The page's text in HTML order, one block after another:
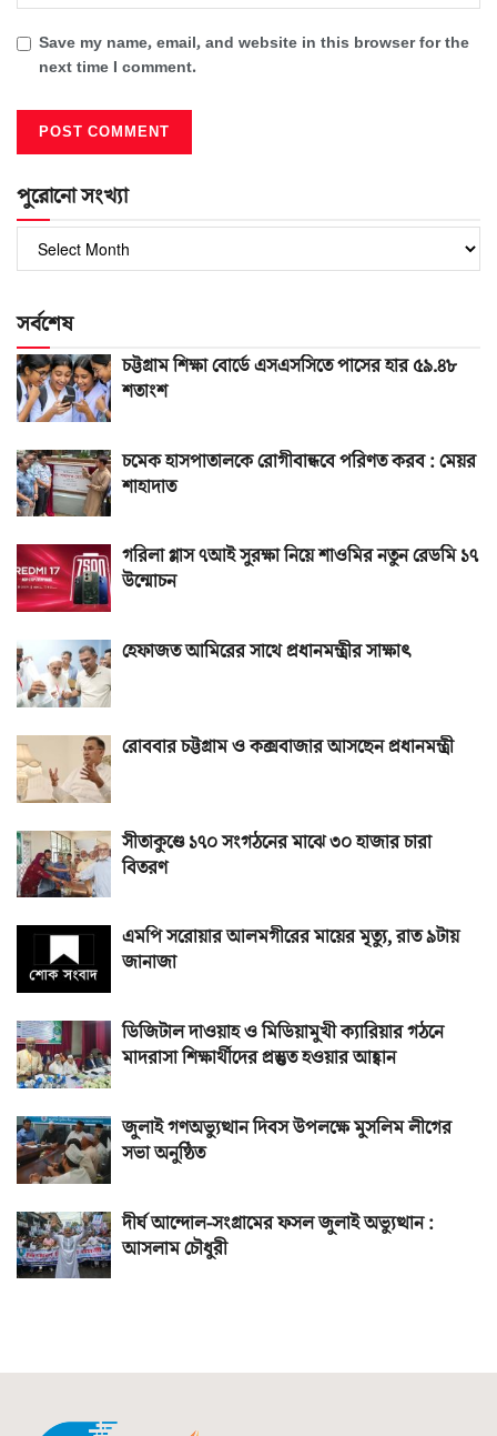
Save my name, email, and website in this browser for the
next time I comment.
পুরোনো সংখ্যা
সংখ্যা
সর্বশেষ
চট্টগ্রাম শিক্ষা বোর্ডে এসএসসিতে পাসের হার ৫৯.৪৮
শতাংশ
চমেক হাসপাতালকে রোগীবান্ধবে পরিণত করব : মেয়র
শাহাদাত
গরিলা গ্লাস ৭আই সুরক্ষা নিয়ে শাওমির নতুন রেডমি ১৭
উন্মোচন
হেফাজত আমিরের সাথে প্রধানমন্ত্রীর সাক্ষাৎ
রোববার চট্টগ্রাম ও কক্সবাজার আসছেন প্রধানমন্ত্রী
সীতাকুণ্ডে ১৭০ সংগঠনের মাঝে ৩০ হাজার চারা
বিতরণ
এমপি সরোয়ার আলমগীরের মায়ের মৃত্যু, রাত ৯টায়
জানাজা
ডিজিটাল দাওয়াহ ও মিডিয়ামুখী ক্যারিয়ার গঠনে
মাদরাসা শিক্ষার্থীদের প্রস্তুত হওয়ার আহ্বান
জুলাই গণঅভ্যুত্থান দিবস উপলক্ষে মুসলিম লীগের
সভা অনুষ্ঠিত
দীর্ঘ আন্দোল-সংগ্রামের ফসল জুলাই অভ্যুত্থান :
আসলাম চৌধুরী